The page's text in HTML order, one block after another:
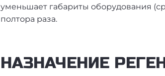
уменьшает габариты оборудования
полтора раза.
НАЗНАЧЕНИЕ